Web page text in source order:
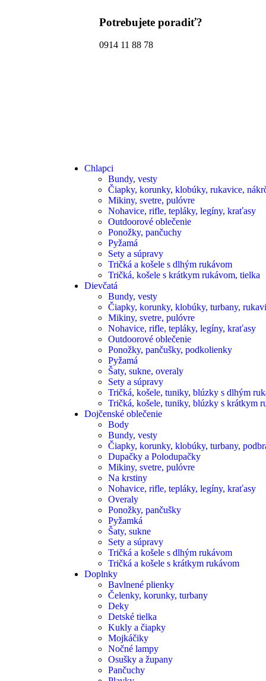
Potrebujete poradiť?
0914 11 88 78
Chlapci
Bundy, vesty
Čiapky, korunky, klobúky, rukavice,
Mikiny, svetre, pulóvre
Nohavice, rifle, tepláky, legíny, kraťasy
Outdoorové oblečenie
Ponožky, pančuchy
Pyžamá
Sety a súpravy
Tričká a košele s dlhým rukávom
Tričká, košele s krátkym rukávom, tielka
Dievčatá
Bundy, vesty
Čiapky, korunky, klobúky, turbany,
Mikiny, svetre, pulóvre
Nohavice, rifle, tepláky, legíny, kraťasy
Outdoorové oblečenie
Ponožky, pančušky, podkolienky
Pyžamá
Šaty, sukne, overaly
Sety a súpravy
Tričká, košele, tuniky, blúzky s dlhým
Tričká, košele, tuniky, blúzky s krátkym
Dojčenské oblečenie
Body
Bundy, vesty
Čiapky, korunky, klobúky, turbany,
Dupačky a Polodupačky
Mikiny, svetre, pulóvre
Na krstiny
Nohavice, rifle, tepláky, legíny, kraťasy
Overaly
Ponožky, pančušky
Pyžamká
Šaty, sukne
Sety a súpravy
Tričká a košele s dlhým rukávom
Tričká a košele s krátkym rukávom
Doplnky
Bavlnené plienky
Čelenky, korunky, turbany
Deky
Detské tielka
Kukly a čiapky
Mojkáčiky
Nočné lampy
Osušky a župany
Pančuchy